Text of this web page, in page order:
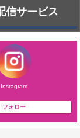
信サービス
Instagram
フォロー